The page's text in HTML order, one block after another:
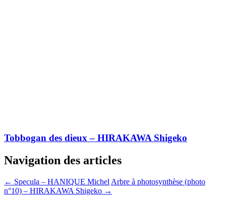
Tobbogan des dieux – HIRAKAWA Shigeko
Navigation des articles
← Specula – HANIQUE Michel Arbre à photosynthèse (photo
n°10) – HIRAKAWA Shigeko →